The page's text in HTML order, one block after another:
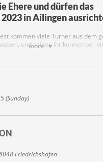
more
Ehere und dürfen das
in Ailingen
kommen viele Turner aus dem
und zeigen ihr können bei
Wochenende voller
Sporthalle auf dem Sportplatz
(Sunday)
Friedrichshafen